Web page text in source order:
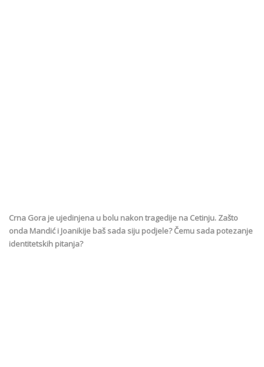
Crna Gora je ujedinjena u bolu nakon tragedije na Cetinju. Zašto
onda Mandić i Joanikije baš sada siju podjele? Čemu sada potezanje
identitetskih pitanja?